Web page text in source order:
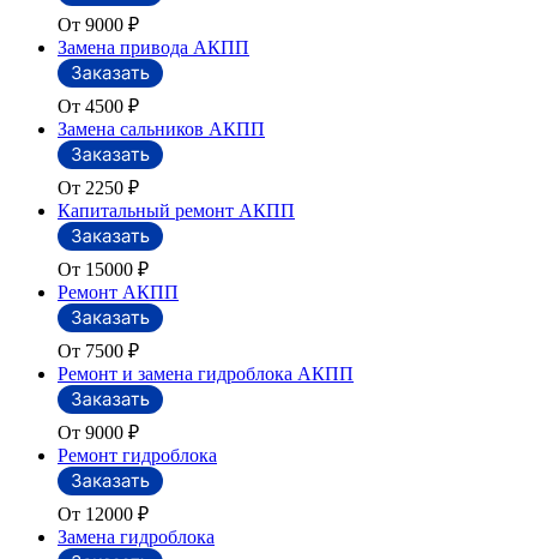
От 9000 ₽
Замена привода АКПП
От 4500 ₽
Замена сальников АКПП
От 2250 ₽
Капитальный ремонт АКПП
От 15000 ₽
Ремонт АКПП
От 7500 ₽
Ремонт и замена гидроблока АКПП
От 9000 ₽
Ремонт гидроблока
От 12000 ₽
Замена гидроблока